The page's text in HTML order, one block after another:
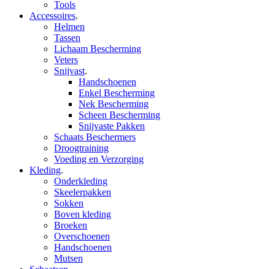
Tools
Accessoires.
Helmen
Tassen
Lichaam Bescherming
Veters
Snijvast.
Handschoenen
Enkel Bescherming
Nek Bescherming
Scheen Bescherming
Snijvaste Pakken
Schaats Beschermers
Droogtraining
Voeding en Verzorging
Kleding.
Onderkleding
Skeelerpakken
Sokken
Boven kleding
Broeken
Overschoenen
Handschoenen
Mutsen